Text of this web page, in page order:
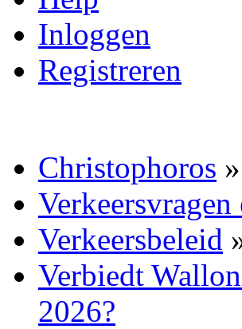
Inloggen
Registreren
Christophoros »
Verkeersvragen
Verkeersbeleid
Verbiedt
2026?